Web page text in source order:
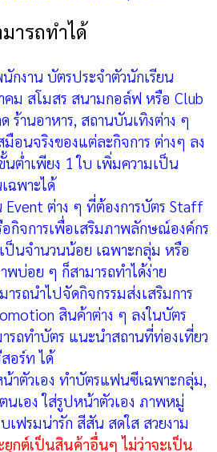
ารถทำได้
กงาน บัตรประจำตัวนักเรียน
ม สโมสร สนามกอล์ฟ หรือ Club
ร้านอาหาร, สถานบันเทิงต่าง ๆ
มือนจริงของแต่ละกิจการ ต่างๆ ลง
ต่ำเพียง 1 ใบ เพิ่มความเป็น
ฉพาะได้
ต่าง ๆ ที่ต้องการบัตร Staff
กิจการเพื่อเสริมภาพลักษณ์องค์กร
ป็นจำนวนน้อย เฉพาะกลุ่ม หรือ
พบ่อย ๆ ก็สามารถทำได้ง่าย
รถนำไปจัดกิจกรรมส่งเสริมการ
สินค้าต่าง ๆ ลงในบัตร
รถทำบัตร แนะนำสถานที่ท่องเที่ยว
อร์ท ได้
าตัวเอง ทำบัตรแฟนซีเฉพาะกลุ่ม,
นเอง ใส่รูปหน้าตัวเอง ภาพหมู่
เฟรมน่ารัก สีสัน สดใส สวยงาม
กต์เป็นสินค้าอื่นๆ ไม่ว่าจะเป็น